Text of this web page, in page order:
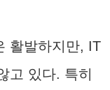
활발하지만, IT
고 있다. 특히